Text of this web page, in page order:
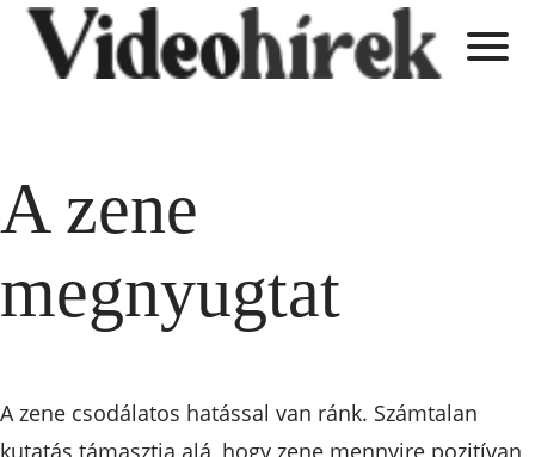
A zene
megnyugtat
A zene csodálatos hatással van ránk. Számtalan
kutatás támasztja alá, hogy zene mennyire pozitívan